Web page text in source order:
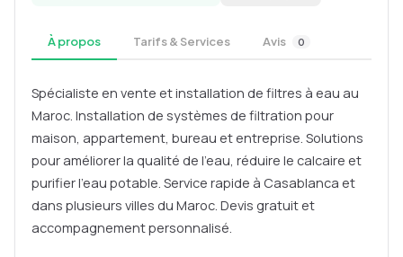
À propos Tarifs & Services Avis 0
Spécialiste en vente et installation de filtres à eau au
Maroc. Installation de systèmes de filtration pour
maison, appartement, bureau et entreprise. Solutions
pour améliorer la qualité de l’eau, réduire le calcaire et
purifier l’eau potable. Service rapide à Casablanca et
dans plusieurs villes du Maroc. Devis gratuit et
accompagnement personnalisé.